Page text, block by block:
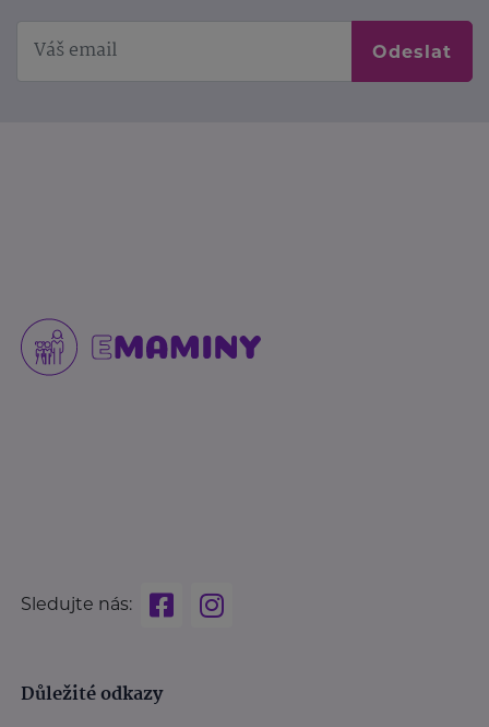
Odeslat
Sledujte nás:
Důležité odkazy